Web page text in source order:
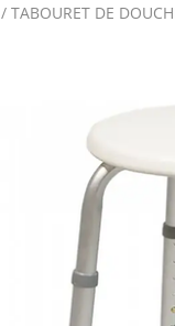
/ TABOURET DE